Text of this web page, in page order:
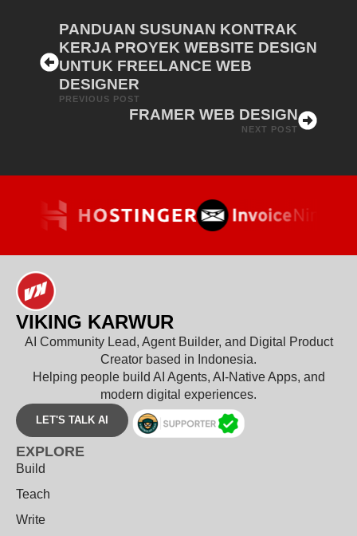
PANDUAN SUSUNAN KONTRAK
KERJA PROYEK WEBSITE DESIGN
UNTUK FREELANCE WEB
DESIGNER
PREVIOUS POST
FRAMER WEB DESIGN
NEXT POST
VIKING KARWUR
AI Community Lead, Agent Builder, and Digital Product
Creator based in Indonesia.
Helping people build AI Agents, AI-Native Apps, and
modern digital experiences.
LET'S TALK AI
EXPLORE
Build
Teach
Write